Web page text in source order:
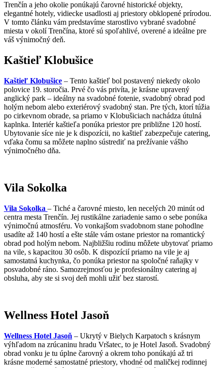
Trenčín a jeho okolie ponúkajú čarovné historické objekty,
elegantné hotely, vidiecke usadlosti aj priestory obklopené prírodou.
V tomto článku vám predstavíme starostlivo vybrané svadobné
miesta v okolí Trenčína, ktoré sú spoľahlivé, overené a ideálne pre
váš výnimočný deň.
Kaštieľ Klobušice
Kaštieľ Klobušice – Tento kaštieľ bol postavený niekedy okolo
polovice 19. storočia. Prvé čo vás privíta, je krásne upravený
anglický park – ideálny na svadobné fotenie, svadobný obrad pod
holým nebom alebo exteriérový svadobný stan. Pre tých, ktorí túžia
po cirkevnom obrade, sa priamo v Klobušiciach nachádza útulná
kaplnka. Interiér kaštieľa ponúka priestor pre približne 120 hostí.
Ubytovanie síce nie je k dispozícii, no kaštieľ zabezpečuje catering,
vďaka čomu sa môžete naplno sústrediť na prežívanie vášho
výnimočného dňa.
Vila Sokolka
Vila Sokolka – Tiché a čarovné miesto, len necelých 20 minút od
centra mesta Trenčín. Jej rustikálne zariadenie samo o sebe ponúka
výnimočnú atmosféru. Vo vonkajšom svadobnom stane pohodlne
usadíte až 140 hostí a ešte stále vám ostane priestor na romantický
obrad pod holým nebom. Najbližšiu rodinu môžete ubytovať priamo
na vile, s kapacitou 30 osôb. K dispozícií priamo na vile je aj
samostatná kuchynka, čo ponúka priestor na spoločné raňajky v
posvadobné ráno. Samozrejmosťou je profesionálny catering aj
obsluha, aby ste si svoj deň mohli užiť bez starostí.
Wellness Hotel Jasoň
Wellness Hotel Jasoň – Ukrytý v Bielych Karpatoch s krásnym
výhľadom na zrúcaninu hradu Vršatec, to je Hotel Jasoň. Svadobný
obrad vonku je tu úplne čarovný a okrem toho ponúkajú až tri
krásne moderné samostatné priestory, vhodné od maličkej rodinnej